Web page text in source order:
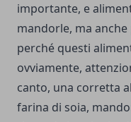
importante, e
mandorle, ma
perché questi
ovviamente,
canto, una corretta
farina di soia,